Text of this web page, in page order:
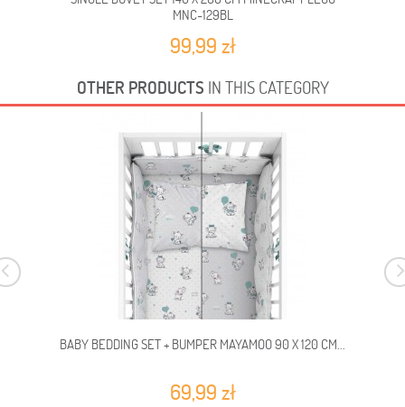
MNC-129BL
99,99 zł
OTHER PRODUCTS IN THIS CATEGORY
BABY BEDDING SET + BUMPER MAYAMOO 90 X 120 CM...
69,99 zł